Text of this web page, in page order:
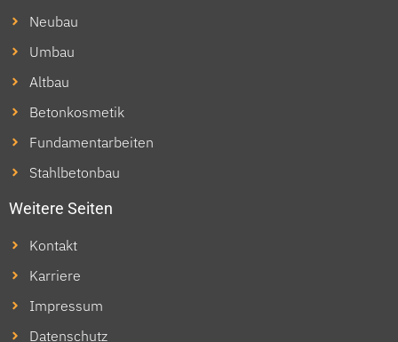
Neubau
Umbau
Altbau
Betonkosmetik
Fundamentarbeiten
Stahlbetonbau
Weitere Seiten
Kontakt
Karriere
Impressum
Datenschutz